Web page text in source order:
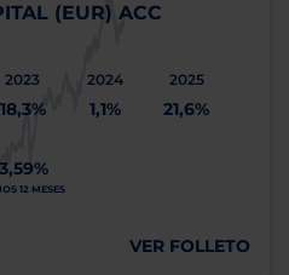
(EUR) ACC
2023
18,3%
2024
1,1%
2025
21,6%
12 MESES
VER FOLLETO